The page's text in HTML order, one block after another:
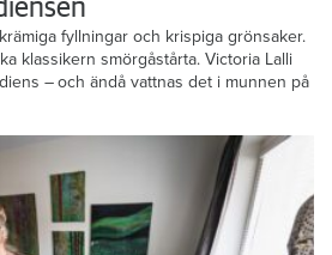
fyllningar och krispiga grönsaker.
klassikern smörgåstårta. Victoria Lalli
– och ändå vattnas det i munnen på